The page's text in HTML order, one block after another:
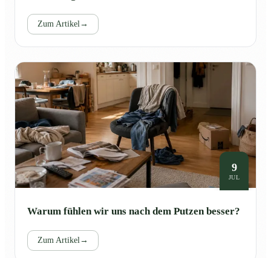
Zum Artikel→
9
JUL
Warum fühlen wir uns nach dem Putzen besser?
Zum Artikel→